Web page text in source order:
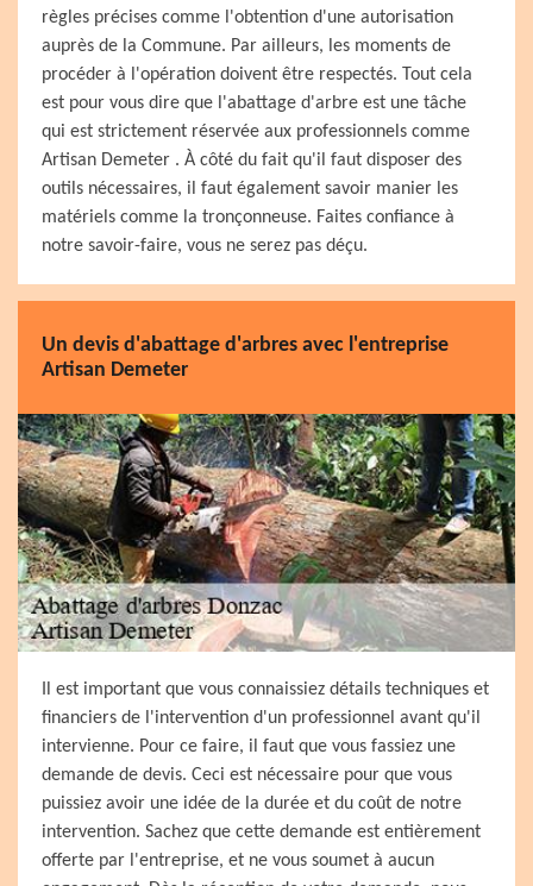
règles précises comme l'obtention d'une autorisation
auprès de la Commune. Par ailleurs, les moments de
procéder à l'opération doivent être respectés. Tout cela
est pour vous dire que l'abattage d'arbre est une tâche
qui est strictement réservée aux professionnels comme
Artisan Demeter . À côté du fait qu'il faut disposer des
outils nécessaires, il faut également savoir manier les
matériels comme la tronçonneuse. Faites confiance à
notre savoir-faire, vous ne serez pas déçu.
Un devis d'abattage d'arbres avec l'entreprise
Artisan Demeter
Il est important que vous connaissiez détails techniques et
financiers de l'intervention d'un professionnel avant qu'il
intervienne. Pour ce faire, il faut que vous fassiez une
demande de devis. Ceci est nécessaire pour que vous
puissiez avoir une idée de la durée et du coût de notre
intervention. Sachez que cette demande est entièrement
offerte par l'entreprise, et ne vous soumet à aucun